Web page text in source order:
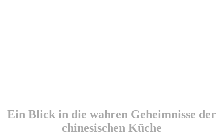
Ein Blick in die wahren Geheimnisse der
chinesischen Küche